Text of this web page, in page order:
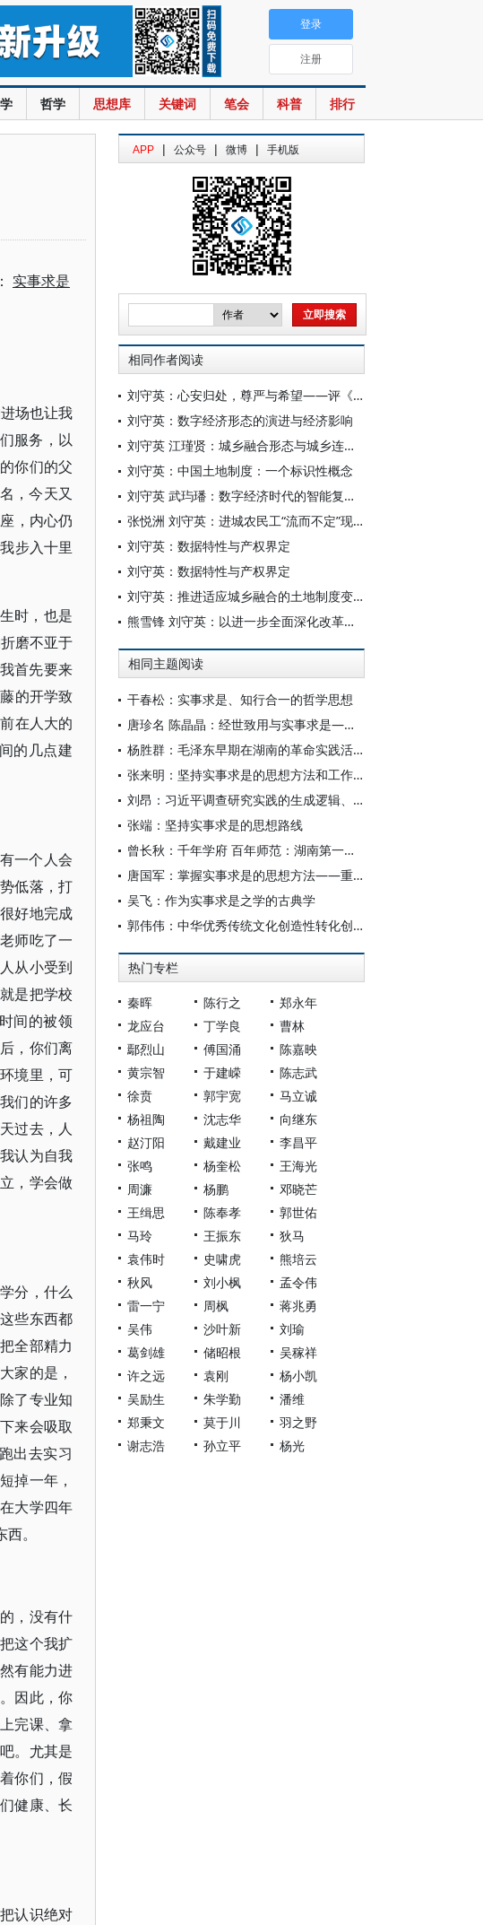
哲学 思想库 关键词 笔会 科普 排行
登录
注册
实事求是
场也让我
服务，以
你们的父
，今天又
，内心仍
步入十里
时，也是
磨不亚于
首先要来
的开学致
在人大的
的几点建
一个人会
低落，打
好地完成
师吃了一
从小受到
是把学校
间的被领
，你们离
境里，可
们的许多
过去，人
认为自我
，学会做
分，什么
些东西都
全部精力
家的是，
了专业知
来会吸取
出去实习
掉一年，
大学四年
。
，没有什
这个我扩
有能力进
因此，你
完课、拿
。尤其是
你们，假
健康、长
认识绝对
APP | 公众号 | 微博 | 手机版
相同作者阅读
刘守英：心安归处，尊严与希望——评《吾乡：中国易地扶贫搬迁纪实》
刘守英：数字经济形态的演进与经济影响
刘守英 江瑾贤：城乡融合形态与城乡连续体构建
刘守英：中国土地制度：一个标识性概念
刘守英 武玙璠：数字经济时代的智能复合配置论
张悦洲 刘守英：进城农民工“流而不定”现象析
刘守英：数据特性与产权界定
刘守英：数据特性与产权界定
刘守英：推进适应城乡融合的土地制度变革
熊雪锋 刘守英：以进一步全面深化改革推进农业农村现代化
相同主题阅读
干春松：实事求是、知行合一的哲学思想
唐珍名 陈晶晶：经世致用与实事求是——岳麓书院学风考
杨胜群：毛泽东早期在湖南的革命实践活动与实事求是思想方法、工作方法的形成
张来明：坚持实事求是的思想方法和工作方法
刘昂：习近平调查研究实践的生成逻辑、基本原则与价值意蕴
张端：坚持实事求是的思想路线
曾长秋：千年学府 百年师范：湖南第一师范的沿革与辉煌
唐国军：掌握实事求是的思想方法——重温陈云《怎样才能少犯错误》
吴飞：作为实事求是之学的古典学
郭伟伟：中华优秀传统文化创造性转化创新性发展与实事求是思想路线
热门专栏
秦晖 陈行之
郑永年
龙应台
丁学良
曹林
鄢烈山
傅国涌
陈嘉映
黄宗智
于建嵘
陈志武
徐贲
郭宇宽
马立诚
杨祖陶
沈志华
向继东
赵汀阳
戴建业
李昌平
张鸣
杨奎松
王海光
周濂
杨鹏
邓晓芒
王缉思
陈奉孝
郭世佑
马玲
王振东
狄马
袁伟时
史啸虎
熊培云
秋风
刘小枫
孟令伟
雷一宁
周枫
蒋兆勇
吴伟
沙叶新
刘瑜
葛剑雄
储昭根
吴稼祥
许之远
袁刚
杨小凯
吴励生
朱学勤
潘维
郑秉文
莫于川
羽之野
谢志浩
孙立平 杨光